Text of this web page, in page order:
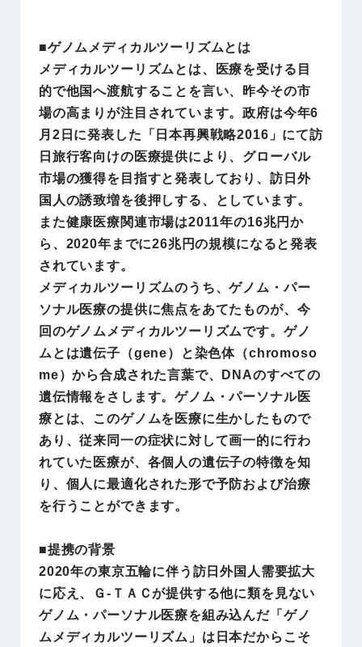
■ゲノムメディカルツーリズムとは
メディカルツーリズムとは、医療を受ける目
的で他国へ渡航することを言い、昨今その市
場の高まりが注目されています。政府は今年6
月2日に発表した「日本再興戦略2016」にて訪
日旅行客向けの医療提供により、グローバル
市場の獲得を目指すと発表しており、訪日外
国人の誘致増を後押しする、としています。
また健康医療関連市場は2011年の16兆円か
ら、2020年までに26兆円の規模になると発表
されています。
メディカルツーリズムのうち、ゲノム・パー
ソナル医療の提供に焦点をあてたものが、今
回のゲノムメディカルツーリズムです。ゲノ
ムとは遺伝子（gene）と染色体（chromoso
me）から合成された言葉で、DNAのすべての
遺伝情報をさします。ゲノム・パーソナル医
療とは、このゲノムを医療に生かしたもので
あり、従来同一の症状に対して画一的に行わ
れていた医療が、各個人の遺伝子の特徴を知
り、個人に最適化された形で予防および治療
を行うことができます。
■提携の背景
2020年の東京五輪に伴う訪日外国人需要拡大
に応え、Ｇ-ＴＡＣが提供する他に類を見ない
ゲノム・パーソナル医療を組み込んだ「ゲノ
ムメディカルツーリズム」は日本だからこそ